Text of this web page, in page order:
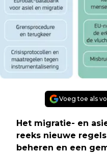
Voeg toe als
Het migratie- en
reeks nieuwe
beheren en een